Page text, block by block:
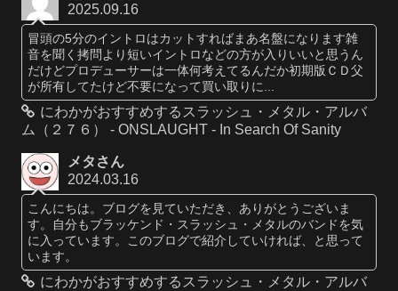
2025.09.16
冒頭の5分のイントロはカットすればまあ名盤になります雑
音を聞く拷問より短いイントロなどの方が入りいいと思うん
だけどプロデューサーは一体何考えてるんだか初期版ＣＤ父
が所有してたけど不要になって買い取りに...
にわかがおすすめするスラッシュ・メタル・アルバ
ム（２７６） - ONSLAUGHT - In Search Of Sanity
メタさん
2024.03.16
こんにちは。ブログを見ていただき、ありがとうございま
す。自分もブラッケンド・スラッシュ・メタルのバンドを気
に入っています。このブログで紹介していければ、と思って
います。
にわかがおすすめするスラッシュ・メタル・アルバ